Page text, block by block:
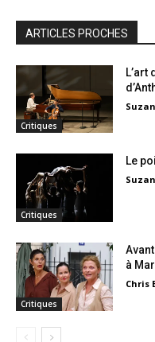
ARTICLES PROCHES
Critiques
L’art
Critiques
Le
Critiques
à
Chris